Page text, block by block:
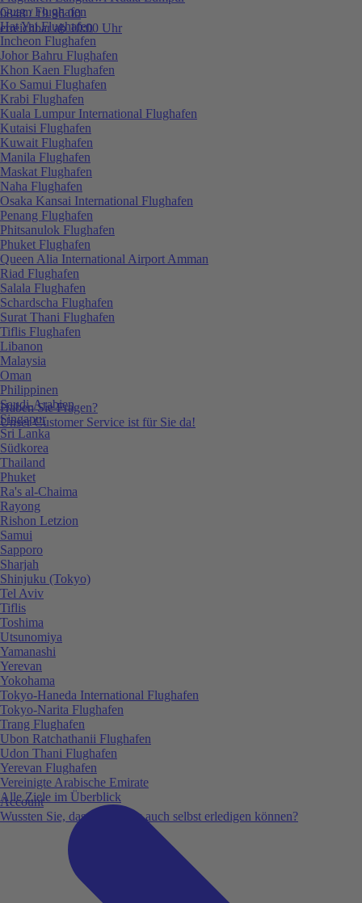
0848 / 19 96 00
erreichbar ab 10:00 Uhr
Haben Sie Fragen?
Unser Customer Service ist für Sie da!
Account
Wussten Sie, dass Sie vieles auch selbst erledigen können?
Guam Flughafen
Hat Yai Flughafen
Incheon Flughafen
Johor Bahru Flughafen
Khon Kaen Flughafen
Ko Samui Flughafen
Krabi Flughafen
Kuala Lumpur International Flughafen
Kutaisi Flughafen
Kuwait Flughafen
Manila Flughafen
Maskat Flughafen
Naha Flughafen
Osaka Kansai International Flughafen
Penang Flughafen
Phitsanulok Flughafen
Phuket Flughafen
Queen Alia International Airport Amman
Riad Flughafen
Salala Flughafen
Schardscha Flughafen
Surat Thani Flughafen
Tiflis Flughafen
Libanon
Malaysia
Oman
Philippinen
Saudi-Arabien
Singapur
Sri Lanka
Südkorea
Thailand
Phuket
Ra's al-Chaima
Rayong
Rishon Letzion
Samui
Sapporo
Sharjah
Shinjuku (Tokyo)
Tel Aviv
Tiflis
Toshima
Utsunomiya
Yamanashi
Yerevan
Yokohama
Tokyo-Haneda International Flughafen
Tokyo-Narita Flughafen
Trang Flughafen
Ubon Ratchathanii Flughafen
Udon Thani Flughafen
Yerevan Flughafen
Vereinigte Arabische Emirate
Alle Ziele im Überblick